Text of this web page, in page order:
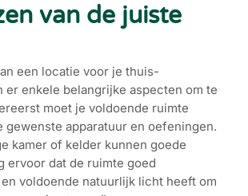
van de juiste
een locatie voor je thuis-
er enkele belangrijke aspecten om te
moet je voldoende ruimte
gewenste apparatuur en oefeningen.
kamer of kelder kunnen goede
ervoor dat de ruimte goed
voldoende natuurlijk licht heeft om